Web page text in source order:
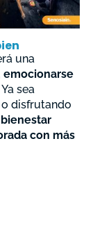
una
emocionarse
Ya sea
disfrutando
con más